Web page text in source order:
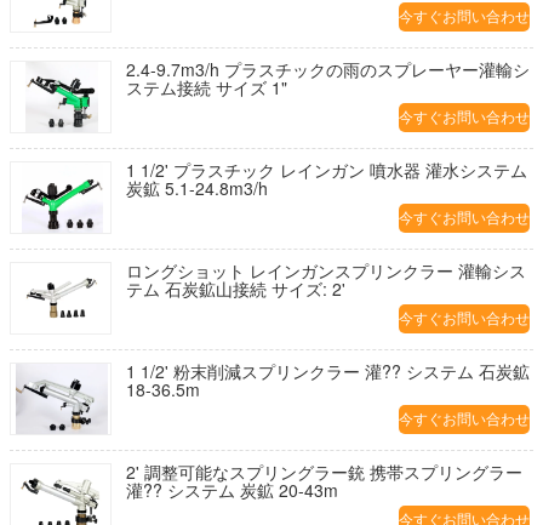
今すぐお問い合わせ
2.4-9.7m3/h プラスチックの雨のスプレーヤー灌輸シ
ステム接続 サイズ 1"
今すぐお問い合わせ
1 1/2' プラスチック レインガン 噴水器 灌水システム
炭鉱 5.1-24.8m3/h
今すぐお問い合わせ
ロングショット レインガンスプリンクラー 灌輸シス
テム 石炭鉱山接続 サイズ: 2'
今すぐお問い合わせ
1 1/2' 粉末削減スプリンクラー 灌?? システム 石炭鉱
18-36.5m
今すぐお問い合わせ
2' 調整可能なスプリングラー銃 携帯スプリングラー
灌?? システム 炭鉱 20-43m
今すぐお問い合わせ